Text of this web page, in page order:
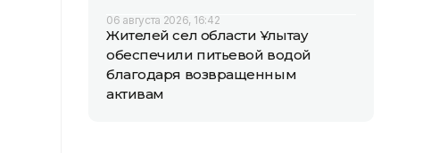
06 августа 2026, 16:42
Жителей сел области Ұлытау
обеспечили питьевой водой
благодаря возвращенным
активам